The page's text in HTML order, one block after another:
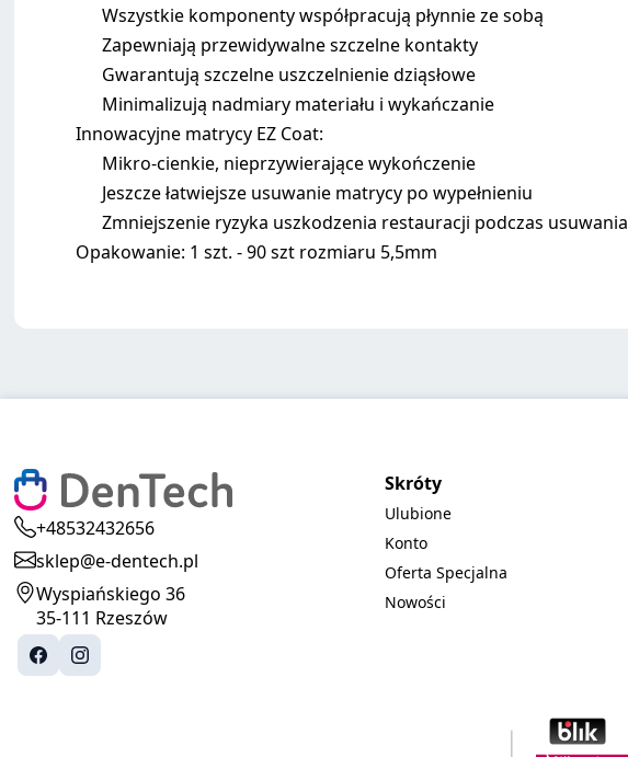
Wszystkie komponenty współpracują płynnie ze sobą
Zapewniają przewidywalne szczelne kontakty
Gwarantują szczelne uszczelnienie dziąsłowe
Minimalizują nadmiary materiału i wykańczanie
Innowacyjne matrycy EZ Coat:
Mikro-cienkie, nieprzywierające wykończenie
Jeszcze łatwiejsze usuwanie matrycy po wypełnieniu
Zmniejszenie ryzyka uszkodzenia restauracji podczas usuwania
Opakowanie: 1 szt. - 90 szt rozmiaru 5,5mm
+48532432656
sklep@e-dentech.pl
Wyspiańskiego 36
35-111 Rzeszów
Skróty
Ulubione
Konto
Oferta Specjalna
Nowości